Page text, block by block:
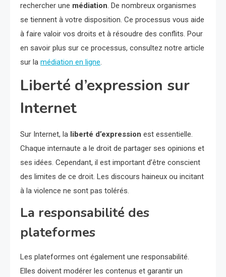
rechercher une médiation. De nombreux organismes
se tiennent à votre disposition. Ce processus vous aide
à faire valoir vos droits et à résoudre des conflits. Pour
en savoir plus sur ce processus, consultez notre article
sur la médiation en ligne.
Liberté d’expression sur
Internet
Sur Internet, la liberté d’expression est essentielle.
Chaque internaute a le droit de partager ses opinions et
ses idées. Cependant, il est important d’être conscient
des limites de ce droit. Les discours haineux ou incitant
à la violence ne sont pas tolérés.
La responsabilité des
plateformes
Les plateformes ont également une responsabilité.
Elles doivent modérer les contenus et garantir un